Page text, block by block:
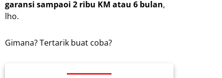
garansi sampaoi 2 ribu KM atau 6 bulan,
lho.
Gimana? Tertarik buat coba?